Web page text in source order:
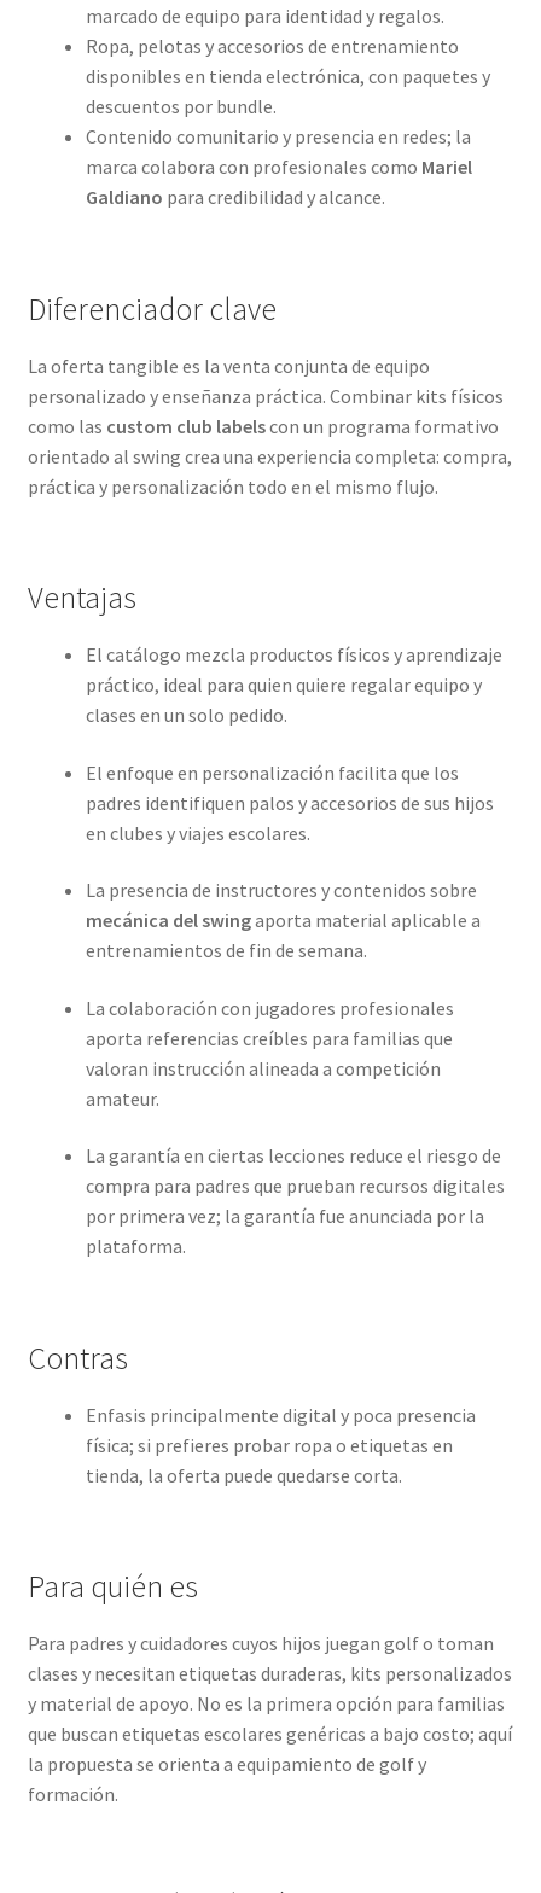
marcado de equipo para identidad y regalos.
Ropa, pelotas y accesorios de entrenamiento
disponibles en tienda electrónica, con paquetes y
descuentos por bundle.
Contenido comunitario y presencia en redes; la
marca colabora con profesionales como Mariel
Galdiano para credibilidad y alcance.
Diferenciador clave
La oferta tangible es la venta conjunta de equipo
personalizado y enseñanza práctica. Combinar kits físicos
como las custom club labelscon un programa formativo
orientado al swing crea una experiencia completa: compra,
práctica y personalización todo en el mismo flujo.
Ventajas
El catálogo mezcla productos físicos y aprendizaje
práctico, ideal para quien quiere regalar equipo y
clases en un solo pedido.
El enfoque en personalización facilita que los
padres identifiquen palos y accesorios de sus hijos
en clubes y viajes escolares.
La presencia de instructores y contenidos sobre
mecánica del swingaporta material aplicable a
entrenamientos de fin de semana.
La colaboración con jugadores profesionales
aporta referencias creíbles para familias que
valoran instrucción alineada a competición
amateur.
La garantía en ciertas lecciones reduce el riesgo de
compra para padres que prueban recursos digitales
por primera vez; la garantía fue anunciada por la
plataforma.
Contras
Enfasis principalmente digital y poca presencia
física; si prefieres probar ropa o etiquetas en
tienda, la oferta puede quedarse corta.
Para quién es
Para padres y cuidadores cuyos hijos juegan golf o toman
clases y necesitan etiquetas duraderas, kits personalizados
y material de apoyo. No es la primera opción para familias
que buscan etiquetas escolares genéricas a bajo costo; aquí
la propuesta se orienta a equipamiento de golf y
formación.